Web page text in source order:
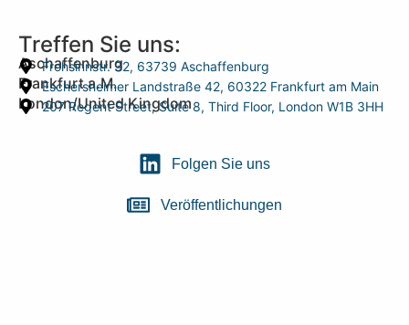
Treffen Sie uns:
Aschaffenburg
Frohsinnstr. 32, 63739 Aschaffenburg
Frankfurt a.M.
Eschersheimer Landstraße 42, 60322 Frankfurt am Main
London/United Kingdom
207 Regent Street, Suite 8, Third Floor, London W1B 3HH
Folgen Sie uns
Veröffentlichungen